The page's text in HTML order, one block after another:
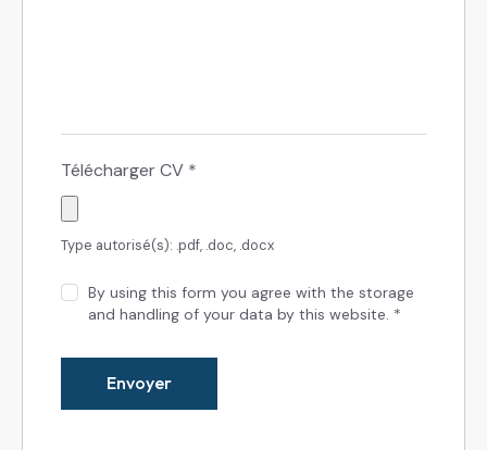
Télécharger CV *
Type autorisé(s): .pdf, .doc, .docx
By using this form you agree with the storage
and handling of your data by this website. *